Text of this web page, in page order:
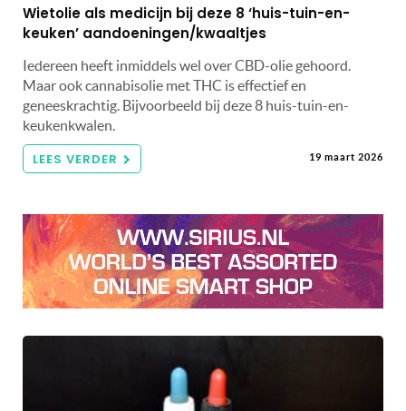
Wietolie als medicijn bij deze 8 ‘huis-tuin-en-
keuken’ aandoeningen/kwaaltjes
Iedereen heeft inmiddels wel over CBD-olie gehoord.
Maar ook cannabisolie met THC is effectief en
geneeskrachtig. Bijvoorbeeld bij deze 8 huis-tuin-en-
keukenkwalen.
LEES VERDER 19 maart 2026